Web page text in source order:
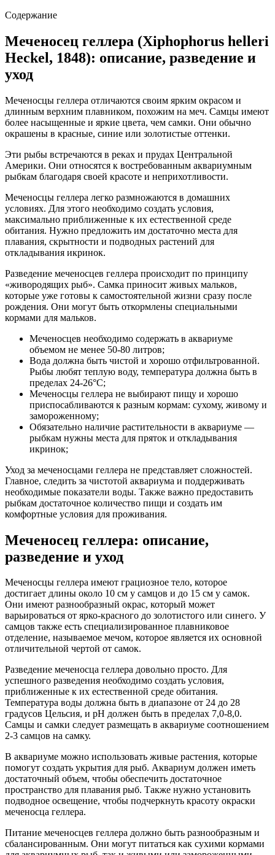
Содержание
Меченосец геллера (Xiphophorus helleri
Heckel, 1848): описание, разведение и
уход
Меченосцы геллера отличаются своим ярким окрасом и
длинным верхним плавником, похожим на меч. Самцы имеют
более насыщенные и яркие цвета, чем самки. Они обычно
окрашены в красные, синие или золотистые оттенки.
Эти рыбы встречаются в реках и прудах Центральной
Америки. Они относятся к востребованным аквариумным
рыбкам благодаря своей красоте и неприхотливости.
Меченосцы геллера легко размножаются в домашних
условиях. Для этого необходимо создать условия,
максимально приближенные к их естественной среде
обитания. Нужно предложить им достаточно места для
плавания, скрытности и подводных растений для
откладывания икринок.
Разведение меченосцев геллера происходит по принципу
«живородящих рыб». Самка приносит живых мальков,
которые уже готовы к самостоятельной жизни сразу после
рождения. Они могут быть откормлены специальными
кормами для мальков.
Меченосцев необходимо содержать в аквариуме
объемом не менее 50-80 литров;
Вода должна быть чистой и хорошо отфильтрованной.
Рыбы любят теплую воду, температура должна быть в
пределах 24-26°C;
Меченосцы геллера не выбирают пищу и хорошо
приспосабливаются к разным кормам: сухому, живому и
замороженному;
Обязательно наличие растительности в аквариуме —
рыбкам нужны места для пряток и откладывания
икринок;
Уход за меченосцами геллера не представляет сложностей.
Главное, следить за чистотой аквариума и поддерживать
необходимые показатели воды. Также важно предоставить
рыбкам достаточное количество пищи и создать им
комфортные условия для проживания.
Меченосец геллера: описание,
разведение и уход
Меченосцы геллера имеют грациозное тело, которое
достигает длины около 10 см у самцов и до 15 см у самок.
Они имеют разнообразный окрас, который может
варьироваться от ярко-красного до золотистого или синего. У
самцов также есть специализированное плавниковое
отделение, называемое мечом, которое является их основной
отличительной чертой от самок.
Разведение меченосца геллера довольно просто. Для
успешного разведения необходимо создать условия,
приближенные к их естественной среде обитания.
Температура воды должна быть в диапазоне от 24 до 28
градусов Цельсия, и pH должен быть в пределах 7,0-8,0.
Самцы и самки следует размещать в аквариуме соотношением
2-3 самцов на самку.
В аквариуме можно использовать живые растения, которые
помогут создать укрытия для рыб. Аквариум должен иметь
достаточный объем, чтобы обеспечить достаточное
пространство для плавания рыб. Также нужно установить
подводное освещение, чтобы подчеркнуть красоту окраски
меченосца геллера.
Питание меченосцев геллера должно быть разнообразным и
сбалансированным. Они могут питаться как сухими кормами